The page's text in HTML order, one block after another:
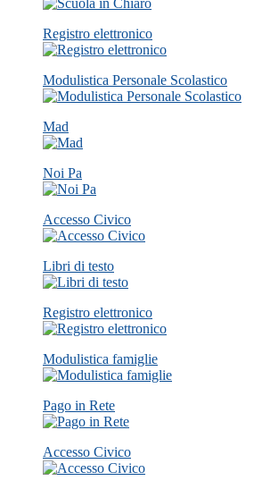
Registro elettronico
Modulistica Personale Scolastico
Mad
Noi Pa
Accesso Civico
Libri di testo
Registro elettronico
Modulistica famiglie
Pago in Rete
Accesso Civico